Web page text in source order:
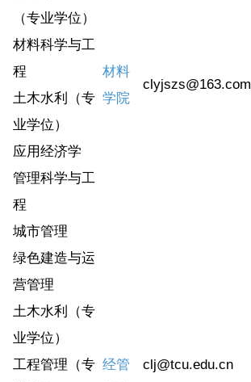
（专业学位）
材料科学与工
程
土木水利（专
业学位）
材料
学院
clyjszs@163.com
应用经济学
管理科学与工
程
城市管理
绿色建造与运
营管理
土木水利（专
业学位）
工程管理（专 经管
clj@tcu.edu.cn